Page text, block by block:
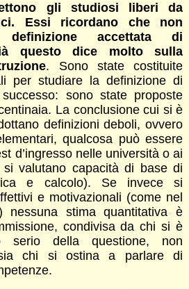
gli studiosi liberi da
Essi ricordano che non
definizione accettata di
questo dice molto sulla
. Sono state costituite
per studiare la definizione di
sono state proposte
La conclusione cui si è
definizioni deboli, ovvero
qualcosa può essere
d’ingresso nelle università o ai
valutano capacità di base di
e calcolo). Se invece si
e motivazionali (come nel
nessuna stima quantitativa è
condivisa da chi si è
serio della questione, non
chi si ostina a parlare di